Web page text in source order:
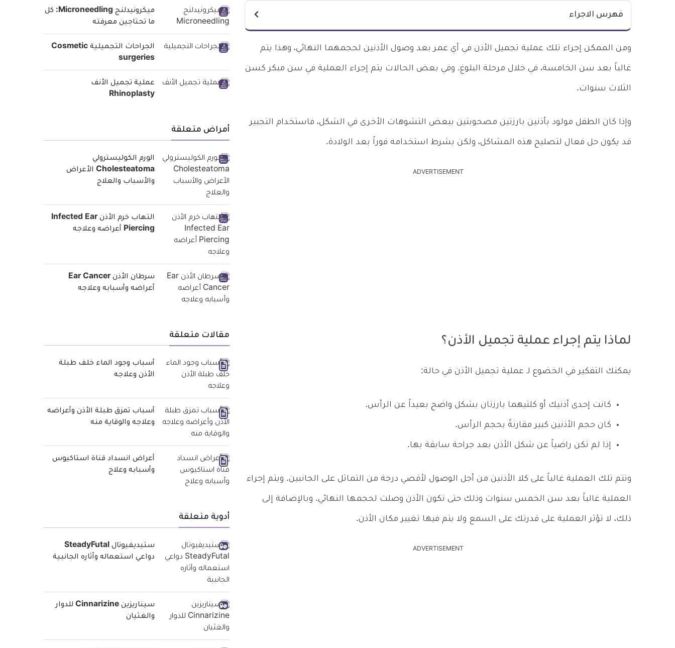
فهرس الاجراء
ومن الممكن إجراء تلك عملية تجميل الأذن في أي عمر بعد وصول الأذنين لحجمهما النهائي، وهذا يتم
غالباً بعد سن الخامسة، في خلال مرحلة البلوغ. وفي بعض الحالات يتم إجراء العملية في سن مبكر كسن
الثلاث سنوات.
وإذا كان الطفل مولود بأذنين بارزتين مصحوبتين ببعض التشوهات الأخرى في الشكل، فاستخدام التجبير
قد يكون حل فعال لتصليح هذه المشاكل، ولكن بشرط استخدامه فوراً بعد الولادة.
ADVERTISEMENT
لماذا يتم إجراء عملية تجميل الأذن؟
يمكنك التفكير في الخضوع لـ عملية تجميل الأذن في حالة:
كانت إحدى أذنيك أو كلتيهما بارزتان بشكل واضح بعيداً عن الرأس.
كان حجم الأذنين كبير مقارنةً بحجم الرأس.
إذا لم تكن راضياً عن شكل الأذن بعد جراحة سابقة بها.
وتتم تلك العملية غالباً على كلا الأذنين من أجل الوصول لأقصي درجة من التماثل على الجانبين. ويتم إجراء
العملية غالباً بعد سن الخمس سنوات وذلك حتى تكون الأذن وصلت لحجمها النهائي. وبالإضافة إلى
ذلك، لا تؤثر العملية على قدرتك على السمع ولا يتم فيها تغيير مكان الأذن.
ADVERTISEMENT
ميكرونيدلنج Microneedling: كل
ما تحتاجين معرفته
الجراحات التجميلية Cosmetic
surgeries
عملية تجميل الأنف
Rhinoplasty
أمراض متعلقة
الورم الكوليسترولي
Cholesteatoma الأعراض
والأسباب والعلاج
التهاب خرم الأذن Infected Ear
Piercing أعراضه وعلاجه
سرطان الأذن Ear Cancer
أعراضه وأسبابه وعلاجه
مقالات متعلقة
أسباب وجود الماء خلف طبلة
الأذن وعلاجه
أسباب تمزق طبلة الأذن وأعراضه
وعلاجه والوقاية منه
أعراض انسداد قناة استاكيوس
وأسبابه وعلاج
أدوية متعلقة
ستيديفيوتال SteadyFutal
دواعي استعماله وآثاره الجانبية
سيناريزين Cinnarizine للدوار
والغثيان